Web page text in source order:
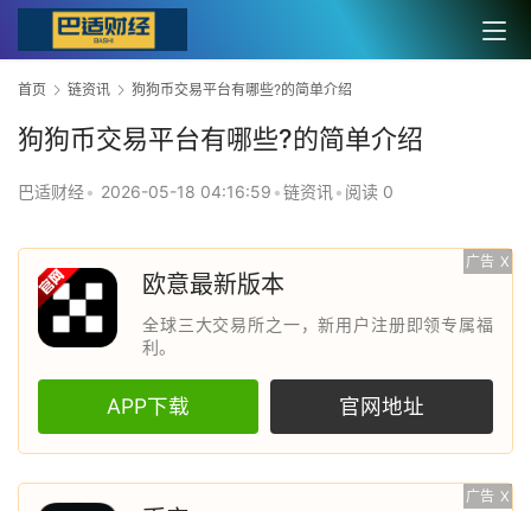
首页 链资讯 狗狗币交易平台有哪些?的简单介绍
狗狗币交易平台有哪些?的简单介绍
巴适财经• 2026-05-18 04:16:59 •链资讯 • 阅读 0
广告 X
欧意最新版本
全球三大交易所之一，新用户注册即领专属福
利。
APP下载 官网地址
广告 X